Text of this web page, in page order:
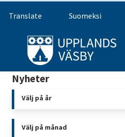
Gå till innehåll
Translate Suomeksi
Nyheter
Välj på år
Välj på månad